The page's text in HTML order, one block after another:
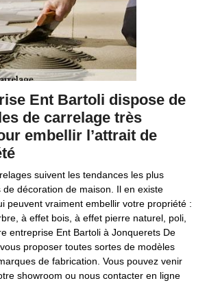
Ent Bartoli dispose de
de carrelage très
embellir l’attrait de
suivent les tendances les plus
décoration de maison. Il en existe
peuvent vraiment embellir votre propriété :
à effet bois, à effet pierre naturel, poli,
entreprise Ent Bartoli à Jonquerets De
proposer toutes sortes de modèles
de fabrication. Vous pouvez venir
showroom ou nous contacter en ligne